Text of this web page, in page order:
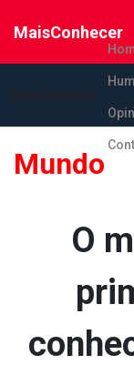
MaisConhecer
Mundo
O